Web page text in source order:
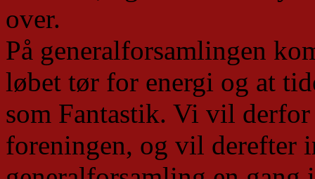
over.
På generalforsamlingen
løbet tør for energi og at
som Fantastik. Vi vil
foreningen, og vil derefter